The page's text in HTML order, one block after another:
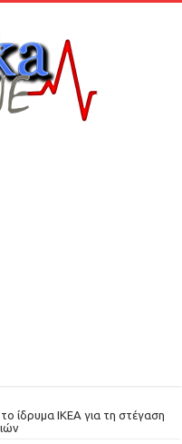
ίδρυμα ΙΚΕΑ για τη στέγαση